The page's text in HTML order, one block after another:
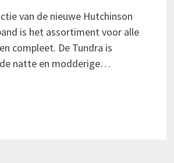
van de nieuwe Hutchinson
is het assortiment voor alle
compleet. De Tundra is
natte en modderige…